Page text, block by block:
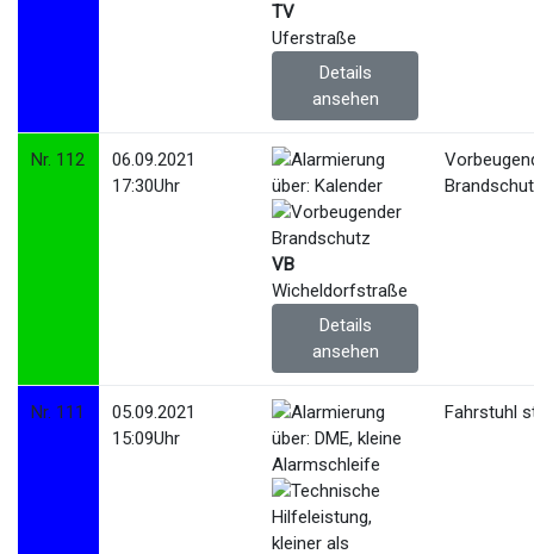
TV
Uferstraße
Details
ansehen
Nr. 112
06.09.2021
17:30Uhr
VB
Wicheldorfstraße
Details
ansehen
Nr. 111
05.09.2021
15:09Uhr
Fahrstuhl